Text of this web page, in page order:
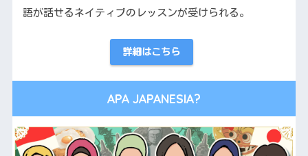
語が話せるネイティブのレッスンが受けられる。
詳細はこちら
APA JAPANESIA?